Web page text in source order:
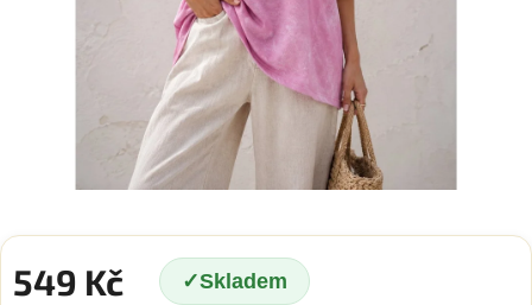
549 Kč Skladem